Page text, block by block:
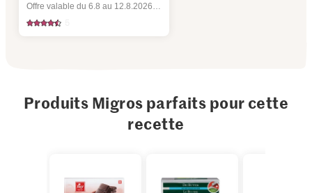
Offre valable du 6.8 au 12.8.2026, jusqu’à épuisement du stock.
Produits Migros parfaits pour cette
recette